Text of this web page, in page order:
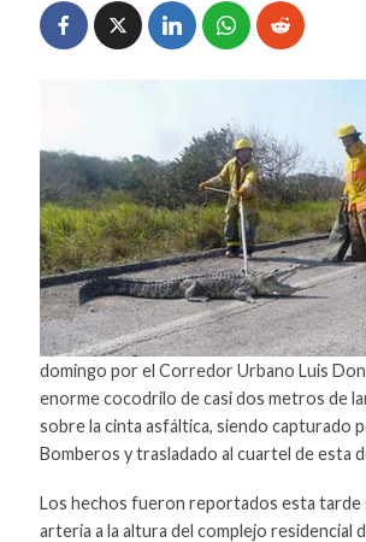
domingo por el Corredor Urbano Luis
enorme cocodrilo de casi dos metros de
sobre la cinta asfáltica, siendo capturado
Bomberos y trasladado al cuartel de esta
Los hechos fueron reportados esta tarde
arteria a la altura del complejo residencial